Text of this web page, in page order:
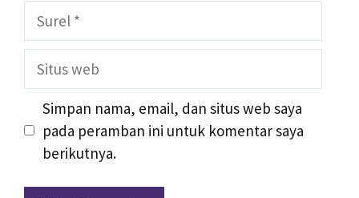
Surel
Situs
Simpan nama, email, dan situs web saya
pada peramban ini untuk komentar saya
berikutnya.